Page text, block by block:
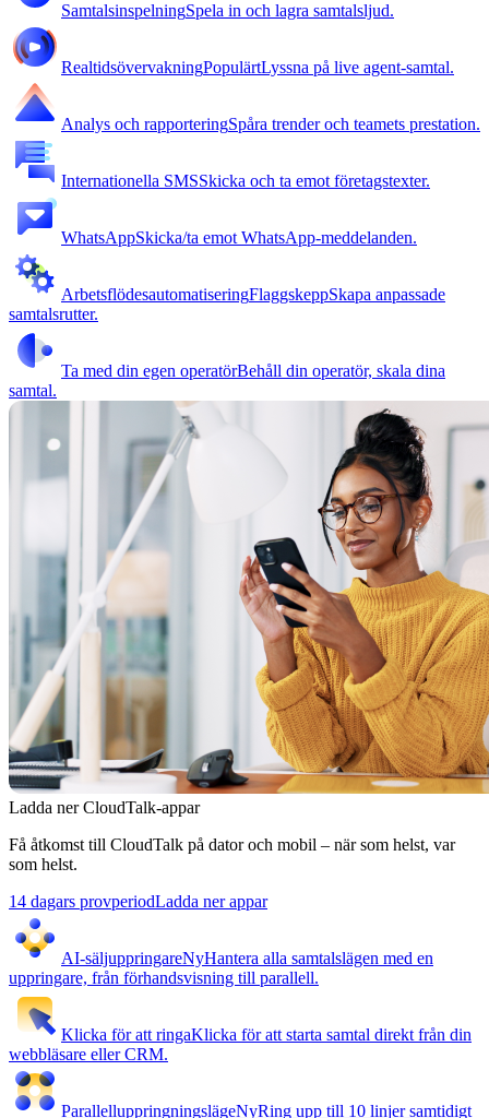
SamtalsinspelningSpela in och lagra samtalsljud.
RealtidsövervakningPopulärtLyssna på live agent-samtal.
Analys och rapporteringSpåra trender och teamets prestation.
Internationella SMSSkicka och ta emot företagstexter.
WhatsAppSkicka/ta emot WhatsApp-meddelanden.
ArbetsflödesautomatiseringFlaggskeppSkapa anpassade
samtalsrutter.
Ta med din egen operatörBehåll din operatör, skala dina
samtal.
Ladda ner CloudTalk-appar
Få åtkomst till CloudTalk på dator och mobil – när som helst, var
som helst.
14 dagars provperiodLadda ner appar
AI-säljuppringareNyHantera alla samtalslägen med en
uppringare, från förhandsvisning till parallell.
Klicka för att ringaKlicka för att starta samtal direkt från din
webbläsare eller CRM.
ParallelluppringningslägeNyRing upp till 10 linjer samtidigt